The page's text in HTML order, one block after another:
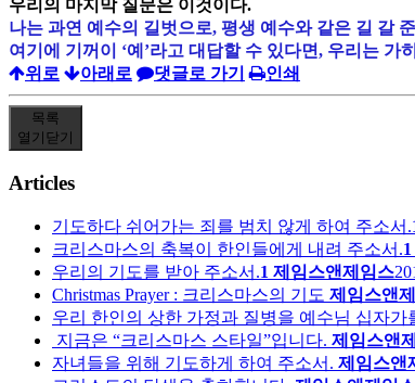
우리의 마지막 질문은 이것이다.
나는 과연 예수의 길벗으로, 평생 예수와 같은 길 갈
여기에 기꺼이 ‘예’라고 대답할 수 있다면, 우리는 가
위로
아래로 댓글로 가기 인쇄
목록
열기 닫기
Articles
기도하다 쉬어가는 죄를 범치 않게 하여 주소서.
크리스마스의 축복이 한인들에게 내려 주소서.1
우리의 기도를 받아 주소서.1 제임스앤제임스
Christmas Prayer : 크리스마스의 기도 제임스앤
우리 한인의 상한 가정과 질병을 예수님 십자
지금은 “크리스마스 스타일”입니다. 제임스앤
자녀들을 위해 기도하게 하여 주소서. 제임스앤